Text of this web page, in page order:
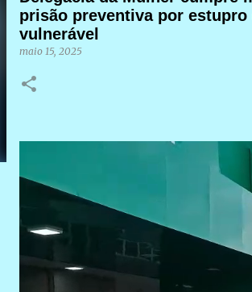
prisão preventiva por estupro
vulnerável
maio 15, 2025